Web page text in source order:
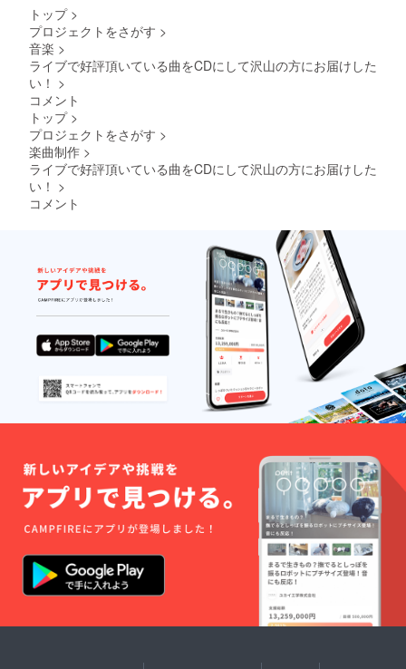
容は別
途オン
きま
す。
宿泊費
はご用
意くだ
さい。
トップ >
プロジェクトをさがす >
音楽 >
ライブで好評頂いている曲をCDにして沢山の方にお届けした
い！ >
コメント
トップ >
プロジェクトをさがす >
楽曲制作 >
ライブで好評頂いている曲をCDにして沢山の方にお届けした
い！ >
コメント